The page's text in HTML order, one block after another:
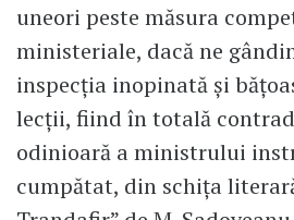
uneori peste măsura
ministeriale, dacă ne
inspecția inopinată și
lecții, fiind în totală
odinioară a ministrului
cumpătat, din schița